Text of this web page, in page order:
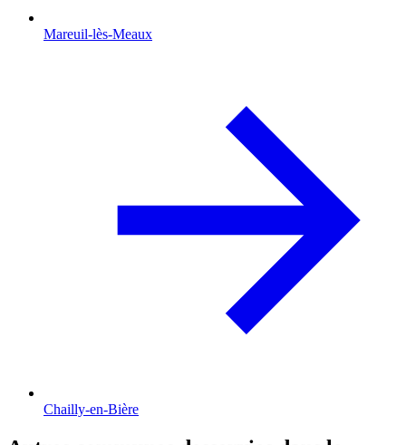
Mareuil-lès-Meaux
Chailly-en-Bière